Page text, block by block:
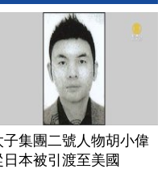
子集團二號人物胡小偉
日本被引渡至美國